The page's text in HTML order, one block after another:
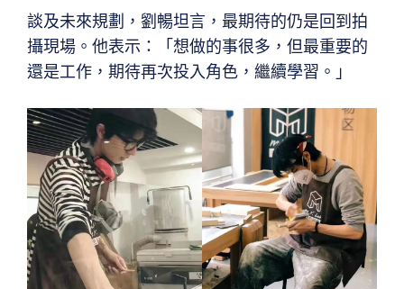
談及未來規劃，劉暢坦言，最期待的仍是回到拍
攝現場。他表示：「想做的事很多，但最重要的
還是工作，期待再次投入角色，繼續學習。」